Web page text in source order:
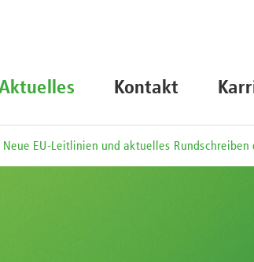
Kontakt
EU-Leitlinien und aktuelles Rundschreiben